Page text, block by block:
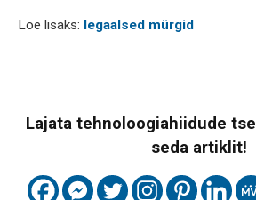
Loe lisaks: legaalsed mürgid
Lajata tehnoloogiahiidude
seda artiklit!